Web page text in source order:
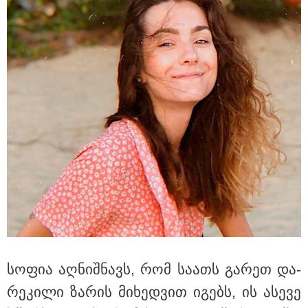
15:49 / 06-08-2026
შეიძინე ალდაგის სამოგზაურო დაზღვევა და მიიღე
გაორმაგებული ინტერნეტი
სო­ფია აღ­ნიშ­ნავს, რომ სა­ათს გა­რეთ და­
რე­კი­ლი ზა­რის მი­ხედ­ვით იგებს, ის ასე­ვე